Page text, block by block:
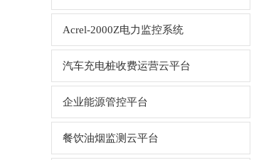
Acrel-2000Z电力监控系统
汽车充电桩收费运营云平台
企业能源管控平台
餐饮油烟监测云平台